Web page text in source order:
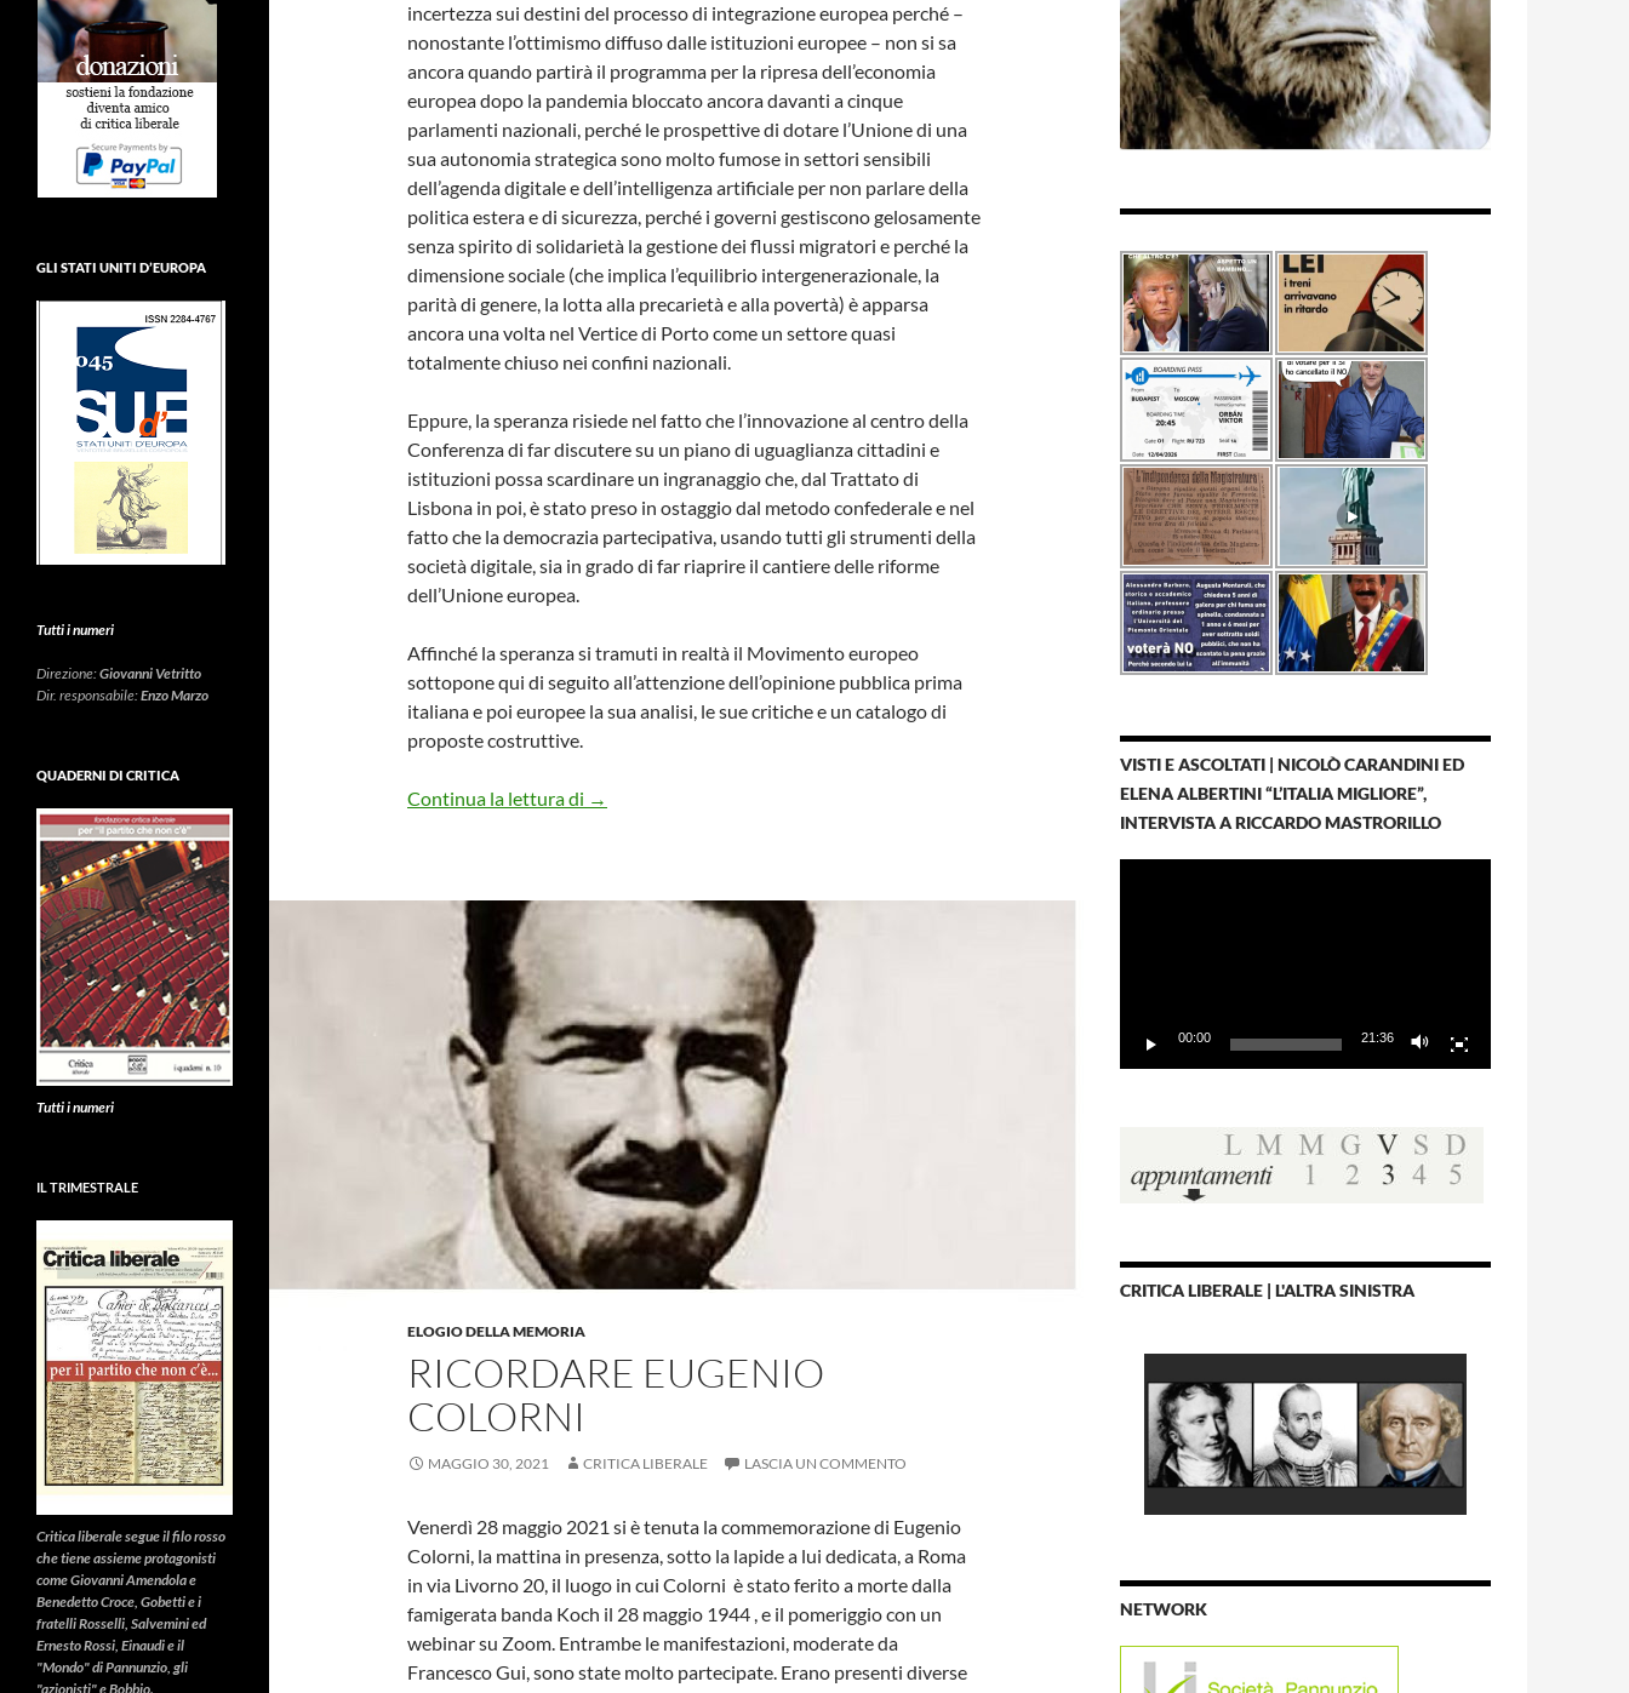
incertezza sui destini del processo di integrazione europea perché –
nonostante l’ottimismo diffuso dalle istituzioni europee – non si sa
ancora quando partirà il programma per la ripresa dell’economia
europea dopo la pandemia bloccato ancora davanti a cinque
parlamenti nazionali, perché le prospettive di dotare l’Unione di una
sua autonomia strategica sono molto fumose in settori sensibili
dell’agenda digitale e dell’intelligenza artificiale per non parlare della
politica estera e di sicurezza, perché i governi gestiscono gelosamente
senza spirito di solidarietà la gestione dei flussi migratori e perché la
dimensione sociale (che implica l’equilibrio intergenerazionale, la
parità di genere, la lotta alla precarietà e alla povertà) è apparsa
ancora una volta nel Vertice di Porto come un settore quasi
totalmente chiuso nei confini nazionali.
Eppure, la speranza risiede nel fatto che l’innovazione al centro della
Conferenza di far discutere su un piano di uguaglianza cittadini e
istituzioni possa scardinare un ingranaggio che, dal Trattato di
Lisbona in poi, è stato preso in ostaggio dal metodo confederale e nel
fatto che la democrazia partecipativa, usando tutti gli strumenti della
società digitale, sia in grado di far riaprire il cantiere delle riforme
dell’Unione europea.
Affinché la speranza si tramuti in realtà il Movimento europeo
sottopone qui di seguito all’attenzione dell’opinione pubblica prima
italiana e poi europee la sua analisi, le sue critiche e un catalogo di
proposte costruttive.
Continua la lettura di Tramutiamo la speranza in realtà
→
ELOGIO DELLA MEMORIA
RICORDARE EUGENIO
COLORNI
MAGGIO 30, 2021 CRITICA LIBERALE LASCIA UN COMMENTO
Venerdì 28 maggio 2021 si è tenuta la commemorazione di Eugenio
Colorni, la mattina in presenza, sotto la lapide a lui dedicata, a Roma
in via Livorno 20, il luogo in cui Colorni è stato ferito a morte dalla
famigerata banda Koch il 28 maggio 1944 , e il pomeriggio con un
webinar su Zoom. Entrambe le manifestazioni, moderate da
Francesco Gui, sono state molto partecipate. Erano presenti diverse
VISTI E ASCOLTATI | NICOLÒ CARANDINI ED
ELENA ALBERTINI “L’ITALIA MIGLIORE”,
INTERVISTA A RICCARDO MASTRORILLO
00:00 21:36
CRITICA LIBERALE | L'ALTRA SINISTRA
NETWORK
GLI STATI UNITI D’EUROPA
Tutti i numeri
Direzione:Giovanni Vetritto
Dir. responsabile:Enzo Marzo
QUADERNI DI CRITICA
Tutti i numeri
IL TRIMESTRALE
Critica liberalesegue il filo rosso
che tiene assieme protagonisti
come Giovanni Amendola e
Benedetto Croce, Gobetti e i
fratelli Rosselli, Salvemini ed
Ernesto Rossi, Einaudi e il
"Mondo" di Pannunzio, gli
"azionisti" e Bobbio.